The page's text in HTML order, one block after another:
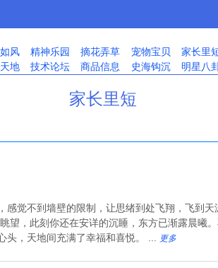
风 精神乐园 摘花弄草 宠物宝贝 家长里
地 技术论坛 商品信息 史海钩沉 明星八
家长里短
觉不到墙壁的限制，让思绪到处飞翔，飞到
望，此刻你还在安详的沉睡，东方已渐露晨曦
头，天地间充满了幸福和喜悦。 ...
更多